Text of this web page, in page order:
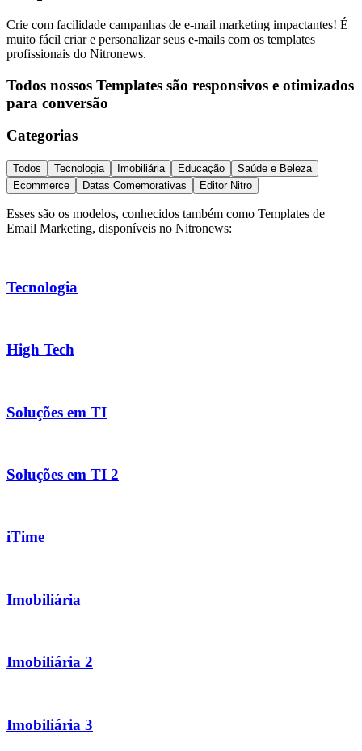
Crie com facilidade campanhas de e-mail marketing impactantes! É
muito fácil criar e personalizar seus e-mails com os templates
profissionais do Nitronews.
Todos nossos Templates são responsivos e otimizados
para conversão
Categorias
Todos Tecnologia Imobiliária Educação
Saúde e Beleza
Ecommerce
Datas Comemorativas Editor Nitro
Esses são os modelos, conhecidos também como Templates de
Email Marketing, disponíveis no Nitronews:
Tecnologia
High Tech
Soluções em TI
Soluções em TI 2
iTime
Imobiliária
Imobiliária 2
Imobiliária 3